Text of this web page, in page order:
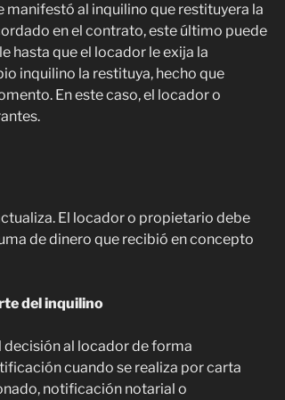
manifestó al inquilino que restituyera la
en el contrato, este último puede
hasta que el locador le exija la
inquilino la restituya, hecho que
En este caso, el locador o
El locador o propietario debe
de dinero que recibió en concepto
del inquilino
al locador de forma
cuando se realiza por carta
notificación notarial o